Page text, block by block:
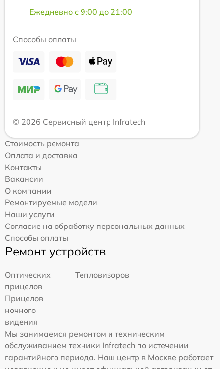
Ежедневно с 9:00 до 21:00
Способы оплаты
© 2026 Сервисный центр Infratech
Стоимость ремонта
Оплата и доставка
Контакты
Вакансии
О компании
Ремонтируемые модели
Наши услуги
Согласие на обработку персональных данных
Способы оплаты
Ремонт устройств
Оптических
прицелов
Тепловизоров
Прицелов
ночного
видения
Мы занимаемся ремонтом и техническим
обслуживанием техники Infratech по истечении
гарантийного периода. Наш центр в Москве работает